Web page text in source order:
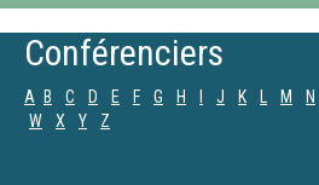
Conférenciers
A B C D E F G H J K M N
W
X Y Z